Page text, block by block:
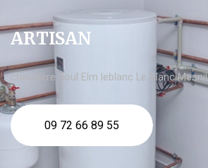
ARTISAN
chaudière fioul Elm leblanc Le Blanc Mesnil
09 72 66 89 55